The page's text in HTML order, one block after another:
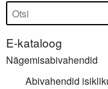
Tootepuu
E-kataloog
Nägemisabivahendid
Abivahendid